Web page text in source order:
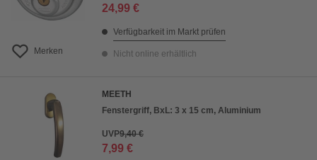
Merken
24,99 €
Verfügbarkeit im Markt prüfen
Nicht online erhältlich
MEETH
Fenstergriff, BxL: 3 x 15 cm, Aluminium
UVP9,40 €
7,99 €